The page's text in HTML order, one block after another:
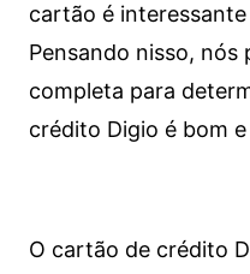
cartão é
Pensando nisso, nós
completa para
crédito Digio é bom
O cartão de crédito